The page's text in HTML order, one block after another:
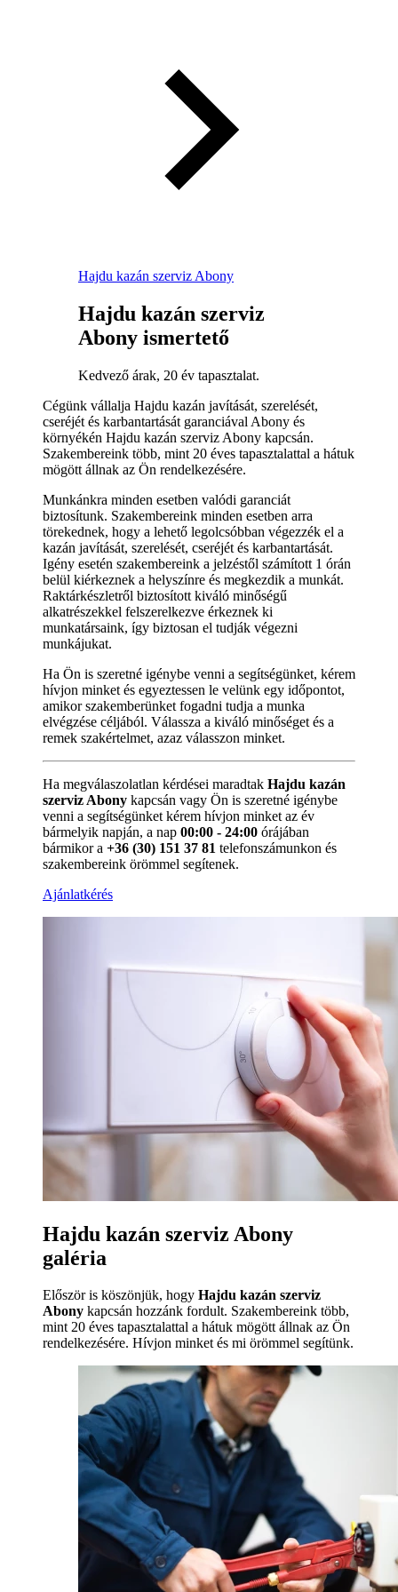
Hajdu kazán szerviz Abony
Hajdu kazán szerviz
Abony ismertető
Kedvező árak, 20 év tapasztalat.
Cégünk vállalja Hajdu kazán javítását, szerelését,
cseréjét és karbantartását garanciával Abony és
környékén Hajdu kazán szerviz Abony kapcsán.
Szakembereink több, mint 20 éves tapasztalattal a hátuk
mögött állnak az Ön rendelkezésére.
Munkánkra minden esetben valódi garanciát
biztosítunk. Szakembereink minden esetben arra
törekednek, hogy a lehető legolcsóbban végezzék el a
kazán javítását, szerelését, cseréjét és karbantartását.
Igény esetén szakembereink a jelzéstől számított 1 órán
belül kiérkeznek a helyszínre és megkezdik a munkát.
Raktárkészletről biztosított kiváló minőségű
alkatrészekkel felszerelkezve érkeznek ki
munkatársaink, így biztosan el tudják végezni
munkájukat.
Ha Ön is szeretné igénybe venni a segítségünket, kérem
hívjon minket és egyeztessen le velünk egy időpontot,
amikor szakemberünket fogadni tudja a munka
elvégzése céljából. Válassza a kiváló minőséget és a
remek szakértelmet, azaz válasszon minket.
Ha megválaszolatlan kérdései maradtak Hajdu kazán
szerviz Abony kapcsán vagy Ön is szeretné igénybe
venni a segítségünket kérem hívjon minket az év
bármelyik napján, a nap 00:00 - 24:00 órájában
bármikor a +36 (30) 151 37 81 telefonszámunkon és
szakembereink örömmel segítenek.
Ajánlatkérés
Hajdu kazán szerviz Abony
galéria
Először is köszönjük, hogy Hajdu kazán szerviz
Abony kapcsán hozzánk fordult. Szakembereink több,
mint 20 éves tapasztalattal a hátuk mögött állnak az Ön
rendelkezésére. Hívjon minket és mi örömmel segítünk.